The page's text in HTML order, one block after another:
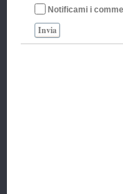
Notificami i
Invia